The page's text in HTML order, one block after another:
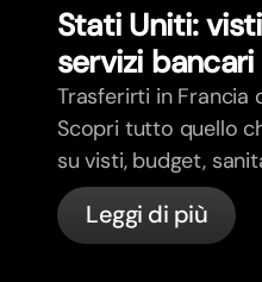
Stati Uniti:
servizi
Trasferirti in Francia
Scopri tutto quello
su visti, budget,
servizi bancari per
bunq.Leggi di più